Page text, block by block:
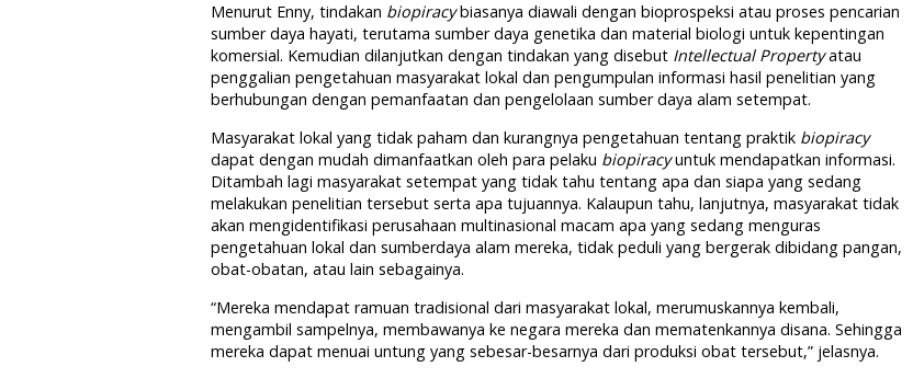
Menurut Enny, tindakan biopiracybiasanya diawali dengan bioprospeksi atau proses pencarian
sumber daya hayati, terutama sumber daya genetika dan material biologi untuk kepentingan
komersial. Kemudian dilanjutkan dengan tindakan yang disebut Intellectual Propertyatau
penggalian pengetahuan masyarakat lokal dan pengumpulan informasi hasil penelitian yang
berhubungan dengan pemanfaatan dan pengelolaan sumber daya alam setempat.
Masyarakat lokal yang tidak paham dan kurangnya pengetahuan tentang praktik biopiracy
dapat dengan mudah dimanfaatkan oleh para pelaku biopiracyuntuk mendapatkan informasi.
Ditambah lagi masyarakat setempat yang tidak tahu tentang apa dan siapa yang sedang
melakukan penelitian tersebut serta apa tujuannya. Kalaupun tahu, lanjutnya, masyarakat tidak
akan mengidentifikasi perusahaan multinasional macam apa yang sedang menguras
pengetahuan lokal dan sumberdaya alam mereka, tidak peduli yang bergerak dibidang pangan,
obat-obatan, atau lain sebagainya.
“Mereka mendapat ramuan tradisional dari masyarakat lokal, merumuskannya kembali,
mengambil sampelnya, membawanya ke negara mereka dan mematenkannya disana. Sehingga
mereka dapat menuai untung yang sebesar-besarnya dari produksi obat tersebut,” jelasnya.